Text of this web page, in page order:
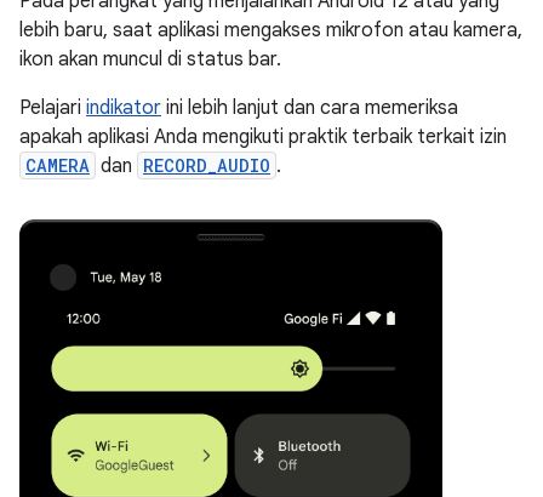
lebih baru, saat aplikasi mengakses mikrofon atau kamera,
ikon akan muncul di status bar.
Pelajari indikator ini lebih lanjut dan cara memeriksa
apakah aplikasi Anda mengikuti praktik terbaik terkait izin
CAMERA dan RECORD_AUDIO .